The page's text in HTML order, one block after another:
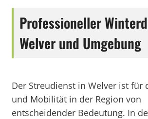
Professioneller
Welver und Umgebung
Der Streudienst in Welver ist für
und Mobilität in der Region von
entscheidender Bedeutung. In